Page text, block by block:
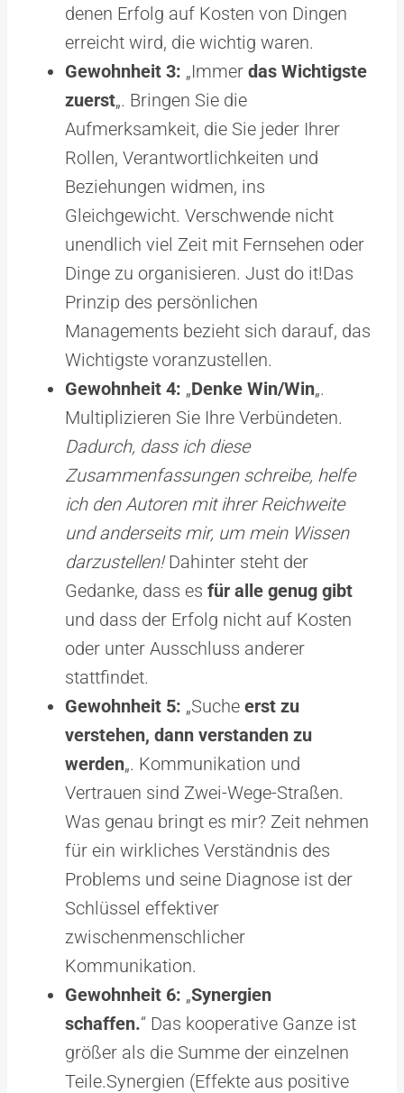
denen Erfolg auf Kosten von Dingen
erreicht wird, die wichtig waren.
Gewohnheit 3: „Immer das Wichtigste
zuerst„. Bringen Sie die
Aufmerksamkeit, die Sie jeder Ihrer
Rollen, Verantwortlichkeiten und
Beziehungen widmen, ins
Gleichgewicht. Verschwende nicht
unendlich viel Zeit mit Fernsehen oder
Dinge zu organisieren. Just do it!Das
Prinzip des persönlichen
Managements bezieht sich darauf, das
Wichtigste voranzustellen.
Gewohnheit 4: „Denke Win/Win„.
Multiplizieren Sie Ihre Verbündeten.
Dadurch, dass ich diese
Zusammenfassungen schreibe, helfe
ich den Autoren mit ihrer Reichweite
und anderseits mir, um mein Wissen
darzustellen!Dahinter steht der
Gedanke, dass es für alle genug gibt
und dass der Erfolg nicht auf Kosten
oder unter Ausschluss anderer
stattfindet.
Gewohnheit 5: „Suche erst zu
verstehen, dann verstanden zu
werden„. Kommunikation und
Vertrauen sind Zwei-Wege-Straßen.
Was genau bringt es mir? Zeit nehmen
für ein wirkliches Verständnis des
Problems und seine Diagnose ist der
Schlüssel effektiver
zwischenmenschlicher
Kommunikation.
Gewohnheit 6: „Synergien
schaffen.“ Das kooperative Ganze ist
größer als die Summe der einzelnen
Teile.Synergien (Effekte aus positive